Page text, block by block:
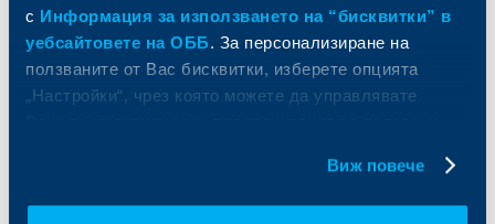
с Информация за използването на “бисквитки” в
уебсайтовете на ОББ. За персонализиране на
ползваните от Вас бисквитки, изберете опцията
„Настройки“, чрез която можете да управлявате
Виж повече
За ОББ
Кои сме ние
Групата на KBC
ДЗИ
ОББ Асет мениджмънт